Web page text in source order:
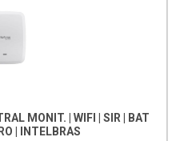
MONIT. | WIFI | SIR | BAT
| INTELBRAS